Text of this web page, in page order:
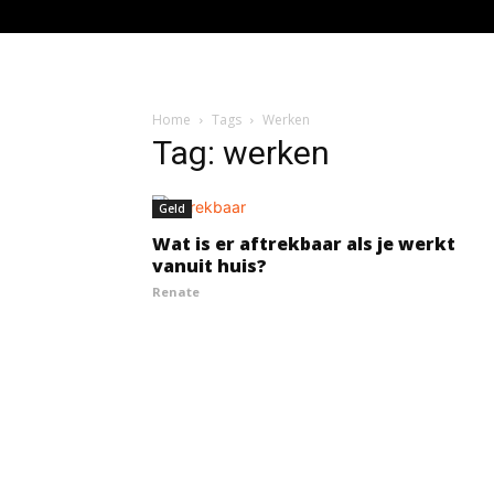
Home Tags Werken
Tag: werken
Geld
Wat is er aftrekbaar als je werkt
vanuit huis?
Renate